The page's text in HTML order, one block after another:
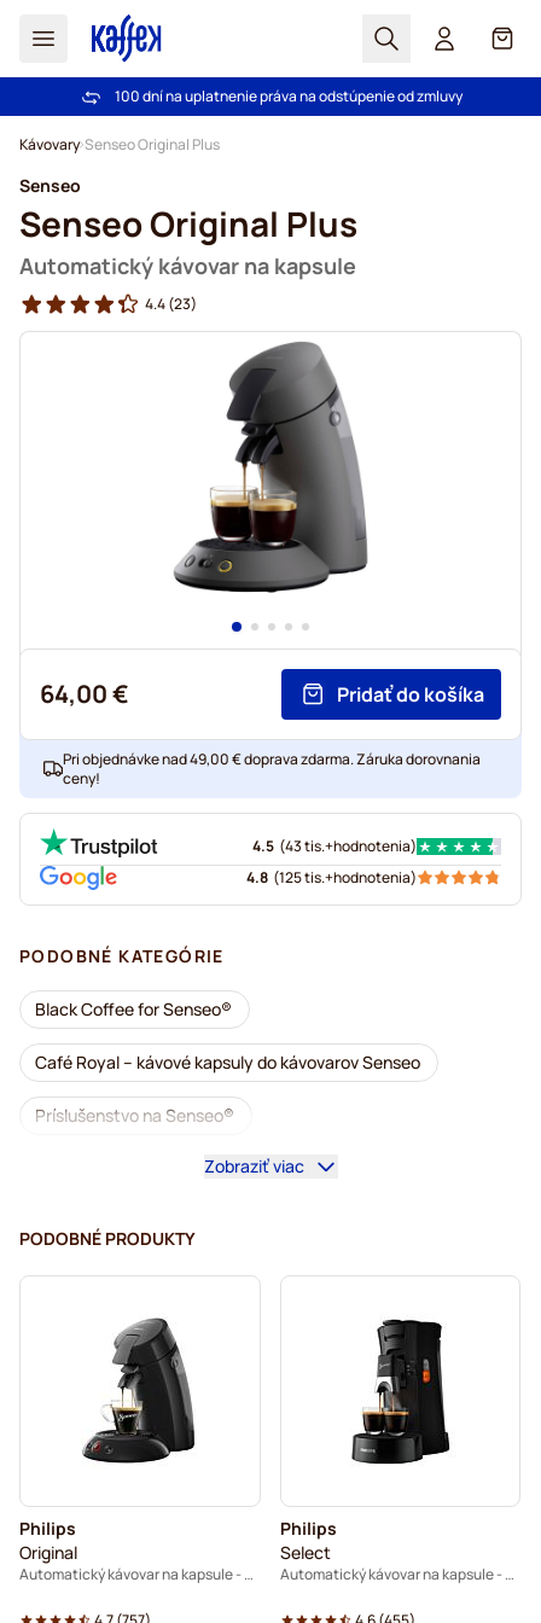
Hľadať Košík
Pri objednávke nad 49,00 € doprava zdarma
100 dní na uplatnenie práva na odstúpenie od zmluvy
Kávovary Senseo Original Plus
Senseo
Senseo Original Plus
Automatický kávovar na kapsule
4.4(23)
64,00 € Pridať do košíka
Pri objednávke nad 49,00 € doprava zdarma. Záruka dorovnania
ceny!
4.5 (43 tis.+hodnotenia)
4.8 (125 tis.+hodnotenia)
PODOBNÉ KATEGÓRIE
Black Coffee for Senseo®
Café Royal – kávové kapsuly do kávovarov Senseo
Príslušenstvo na Senseo®
Bezkofeínová káva do kávovarov Senseo
Segafredo – kávové kapsuly do kávovarov Senseo
Café René – kávové kapsuly do kávovarov Senseo
Kapsuly do kávovaru Senseo®
Merrild – kávové kapsuly do kávovarov Senseo
Marcilla – kávové kapsuly do kávovarov Senseo
Zobraziť viac
PODOBNÉ PRODUKTY
Philips
Original
Automatický kávovar na kapsule - Čierny
Philips
Select
Automatický kávovar na kapsule - čierny